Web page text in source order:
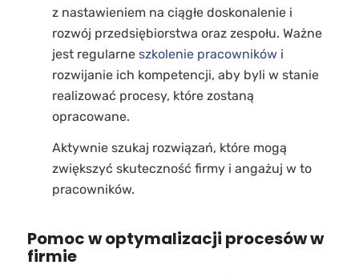
z nastawieniem na ciągłe doskonalenie i
rozwój przedsiębiorstwa oraz zespołu. Ważne
jest regularne szkolenie pracowników i
rozwijanie ich kompetencji, aby byli w stanie
realizować procesy, które zostaną
opracowane.
Aktywnie szukaj rozwiązań, które mogą
zwiększyć skuteczność firmy i angażuj w to
pracowników.
Pomoc w optymalizacji procesów w
firmie